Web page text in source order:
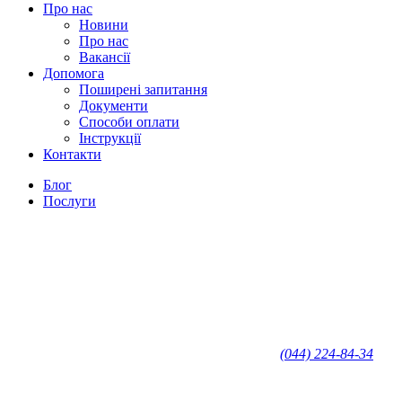
Про нас
Новини
Про нас
Вакансії
Допомога
Поширені запитання
Документи
Способи оплати
Інструкції
Контакти
Блог
Послуги
(044) 224-84-34